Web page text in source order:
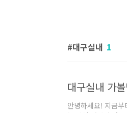
대구실내 1
대구실내 가
안녕하세요! 지금부